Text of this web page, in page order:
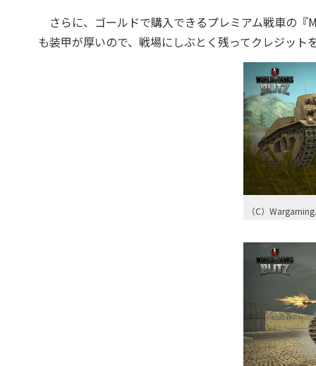
さらに、ゴールドで購入できるプレミアム戦車の
も装甲が厚いので、戦場にしぶとく残ってクレジット
（C）